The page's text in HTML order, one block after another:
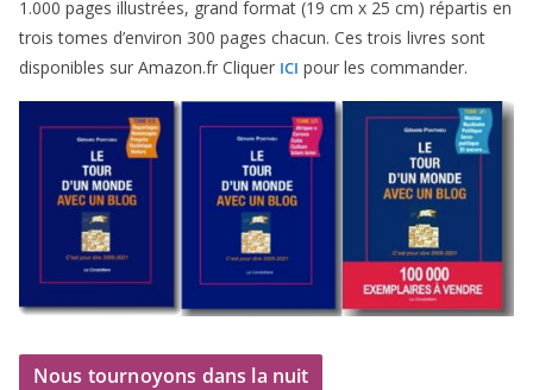
1 .000 pages illus­trées, grand for­mat (19 cm x 25 cm) répar­tis en
trois tomes d’environ 300 pages cha­cun. Ces trois livres sont
dis­po­nibles sur Amazon​.fr Cliquer ICI pour les commander.
Nous tournoyons dans la nuit